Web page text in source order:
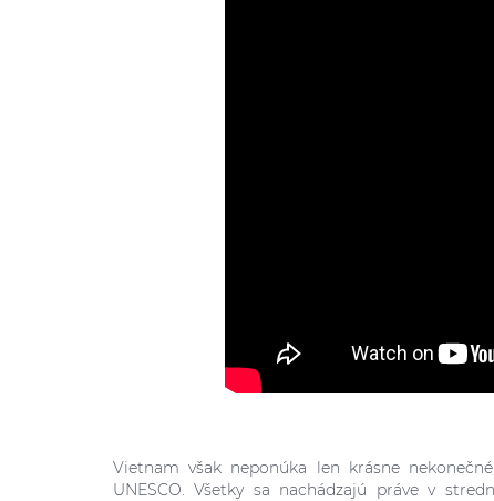
Vietnam však neponúka len krásne
UNESCO. Všetky sa nachádzajú práve v